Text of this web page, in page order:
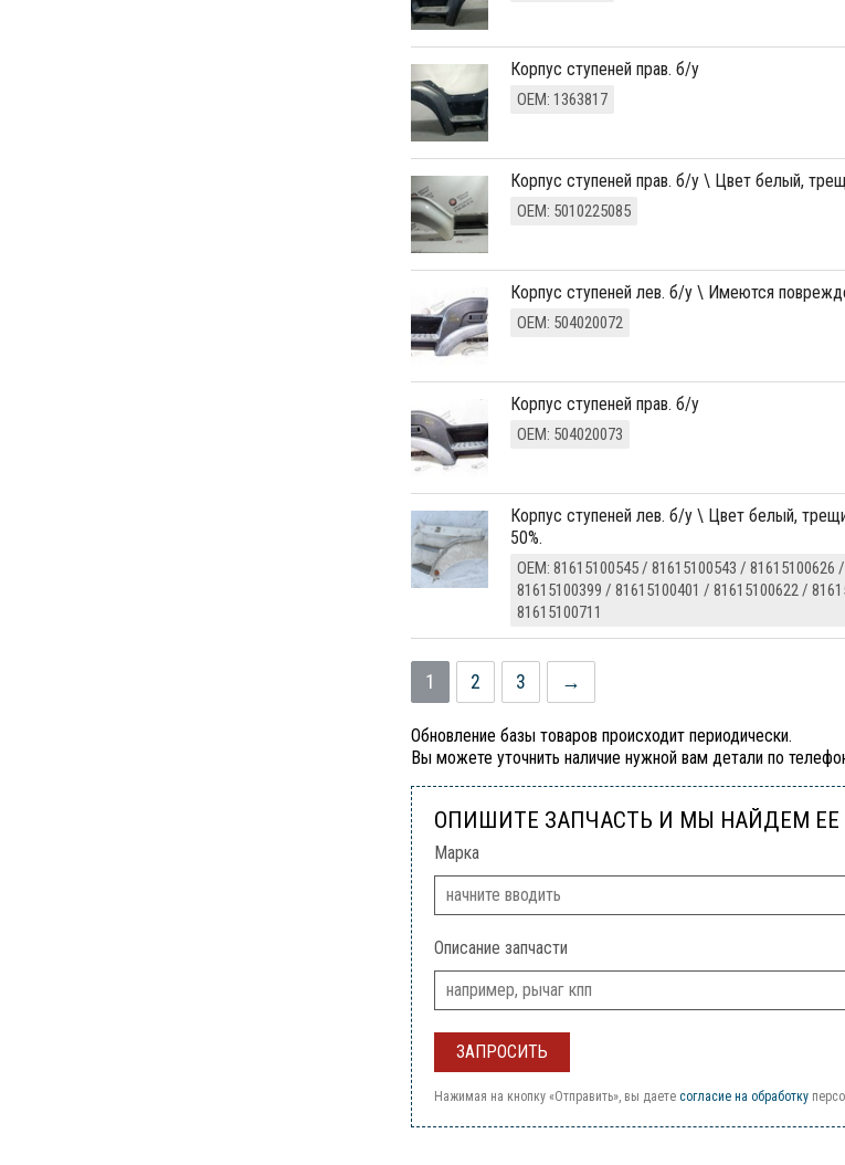
корпус ступеней прав. б/у
ОЕМ: 1363817
корпус ступеней прав. б/у \ Цвет белый,
ОЕМ: 5010225085
корпус ступеней лев. б/у \ Имеются
ОЕМ: 504020072
корпус ступеней прав. б/у
ОЕМ: 504020073
корпус ступеней лев. б/у \ Цвет белый, трещины,сколы, износ
50%.
ОЕМ: 81615100545 / 81615100543 / 81615100626
81615100399 / 81615100401 / 81615100622 /
81615100711
1 2 3 →
Обновление базы товаров происходит периодически.
Вы можете уточнить наличие нужной вам детали по
ОПИШИТЕ ЗАПЧАСТЬ И МЫ НАЙДЕМ ЕЕ
Марка
Описание запчасти
Нажимая на кнопку «Отправить», вы даете согласие на обработку